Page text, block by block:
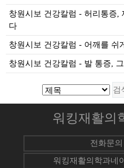
창원시보 건강칼럼 - 허리통증,
다
창원시보 건강칼럼 - 어깨를 쉬
창원시보 건강칼럼 - 발 통증,
워킹재활의
전화문의
워킹재활의학과네